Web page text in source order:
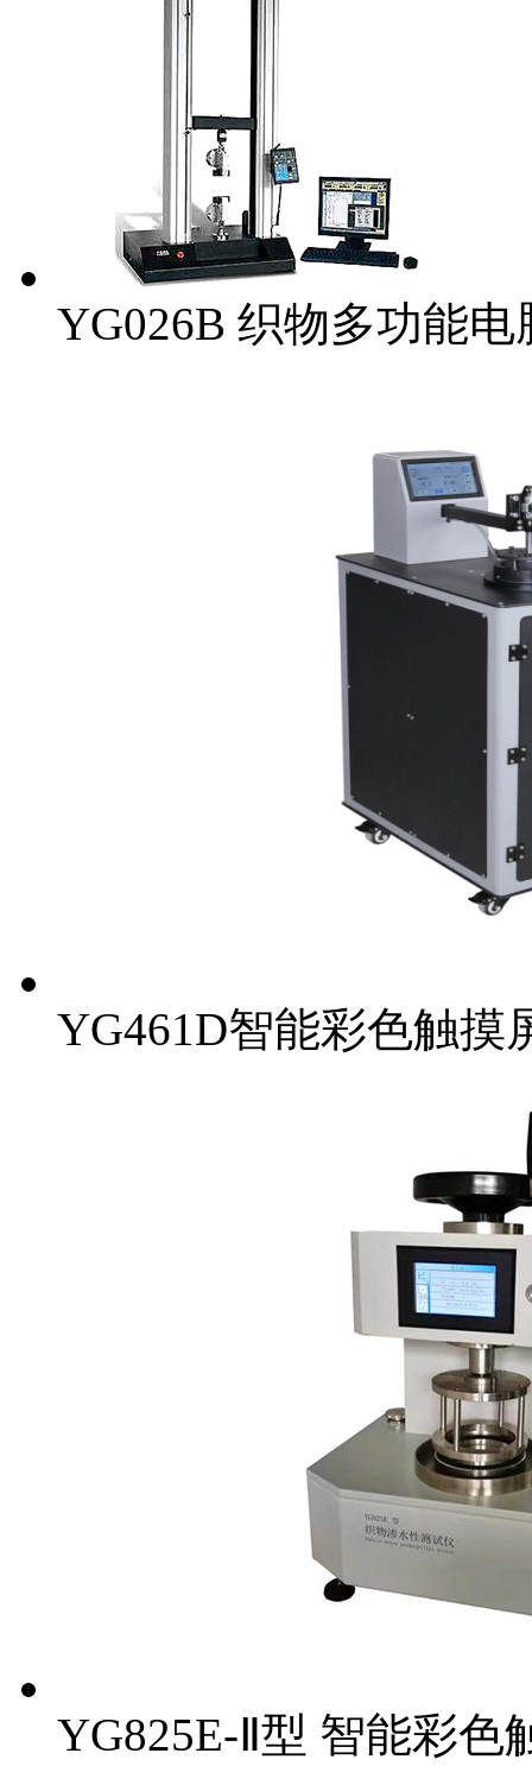
YG026B 织物多功能
YG461D智能彩色触摸
YG825E-Ⅱ型 智能彩